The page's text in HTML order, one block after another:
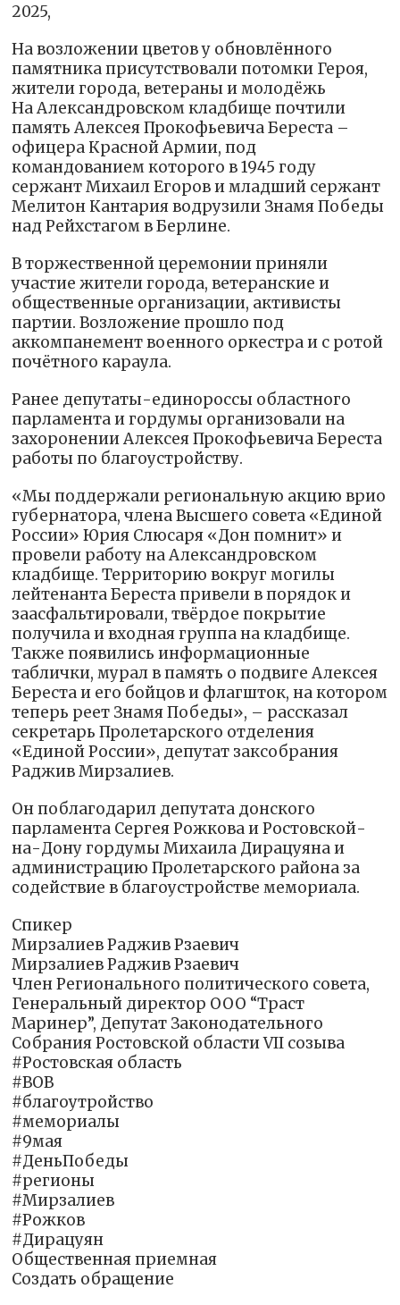
2025,
На возложении цветов у обновлённого
памятника присутствовали потомки Героя,
жители города, ветераны и молодёжь
На Александровском кладбище почтили
память Алексея Прокофьевича Береста –
офицера Красной Армии, под
командованием которого в 1945 году
сержант Михаил Егоров и младший сержант
Мелитон Кантария водрузили Знамя Победы
над Рейхстагом в Берлине.
В торжественной церемонии приняли
участие жители города, ветеранские и
общественные организации, активисты
партии. Возложение прошло под
аккомпанемент военного оркестра и с ротой
почётного караула.
Ранее депутаты-единороссы областного
парламента и гордумы организовали на
захоронении Алексея Прокофьевича Береста
работы по благоустройству.
«Мы поддержали региональную акцию врио
губернатора, члена Высшего совета «Единой
России» Юрия Слюсаря «Дон помнит» и
провели работу на Александровском
кладбище. Территорию вокруг могилы
лейтенанта Береста привели в порядок и
заасфальтировали, твёрдое покрытие
получила и входная группа на кладбище.
Также появились информационные
таблички, мурал в память о подвиге Алексея
Береста и его бойцов и флагшток, на котором
теперь реет Знамя Победы», – рассказал
секретарь Пролетарского отделения
«Единой России», депутат заксобрания
Раджив Мирзалиев.
Он поблагодарил депутата донского
парламента Сергея Рожкова и Ростовской-
на-Дону гордумы Михаила Дирацуяна и
администрацию Пролетарского района за
содействие в благоустройстве мемориала.
Спикер
Мирзалиев Раджив Рзаевич
Мирзалиев Раджив Рзаевич
Член Регионального политического совета,
Генеральный директор ООО “Траст
Маринер”, Депутат Законодательного
Собрания Ростовской области VII созыва
#Ростовская область
#ВОВ
#благоутройство
#мемориалы
#9мая
#ДеньПобеды
#регионы
#Мирзалиев
#Рожков
#Дирацуян
Общественная приемная
Создать обращение